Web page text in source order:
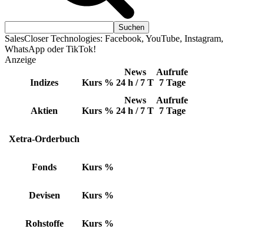
SalesCloser Technologies: Facebook, YouTube, Instagram,
WhatsApp oder TikTok!
Anzeige
Indizes Kurs %
News
24 h / 7 T
Aufrufe
7 Tage
Aktien Kurs %
News
24 h / 7 T
Aufrufe
7 Tage
Xetra-Orderbuch
Fonds Kurs %
Devisen Kurs %
Rohstoffe Kurs %